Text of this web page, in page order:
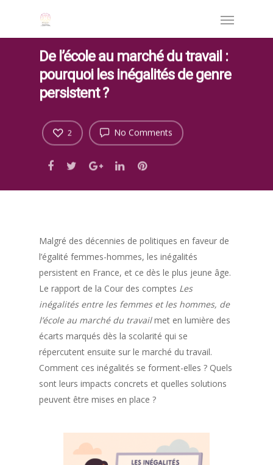
De l’école au marché du travail :
pourquoi les inégalités de genre
persistent ?
No Comments
2
Malgré des décennies de politiques en faveur de
l’égalité femmes-hommes, les inégalités
persistent en France, et ce dès le plus jeune âge.
Le rapport de la Cour des comptes Les
inégalités entre les femmes et les hommes, de
l’école au marché du travailmet en lumière des
écarts marqués dès la scolarité qui se
répercutent ensuite sur le marché du travail.
Comment ces inégalités se forment-elles ? Quels
sont leurs impacts concrets et quelles solutions
peuvent être mises en place ?